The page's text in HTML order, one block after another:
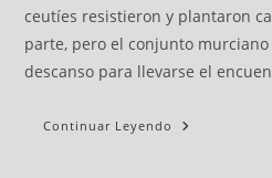
ceutíes resistieron y plantaron
parte, pero el conjunto
descanso para llevarse el
Continuar Leyendo